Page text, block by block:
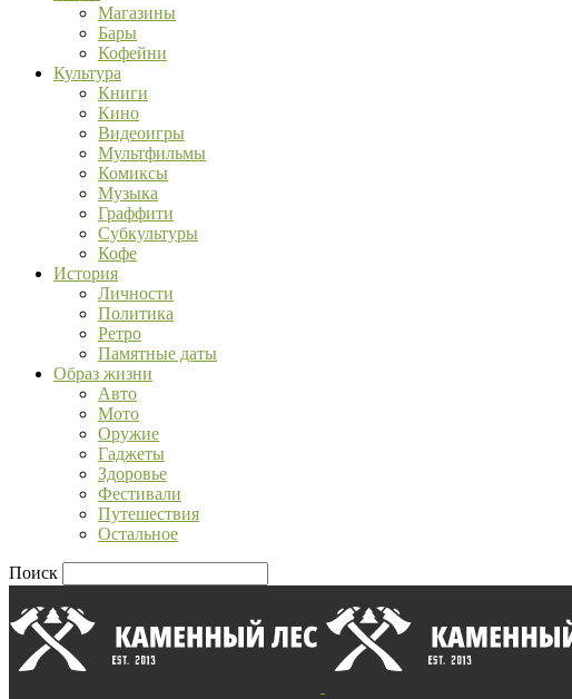
Магазины
Бары
Кофейни
Культура
Книги
Кино
Видеоигры
Мультфильмы
Комиксы
Музыка
Граффити
Субкультуры
Кофе
История
Личности
Политика
Ретро
Памятные даты
Образ жизни
Авто
Мото
Оружие
Гаджеты
Здоровье
Фестивали
Путешествия
Остальное
Поиск